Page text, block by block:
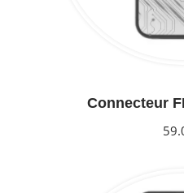
Connecteur